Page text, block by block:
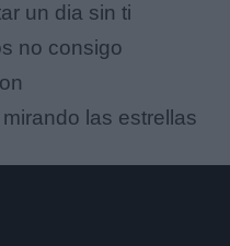
un dia sin ti
no consigo
las estrellas